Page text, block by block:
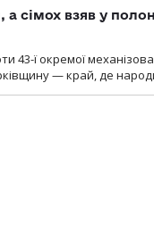
сімох взяв у
43-ї окремої
— край, де